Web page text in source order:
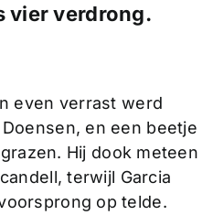
vier verdrong.
even verrast werd
en een beetje
Hij dook meteen
terwijl Garcia
op telde.